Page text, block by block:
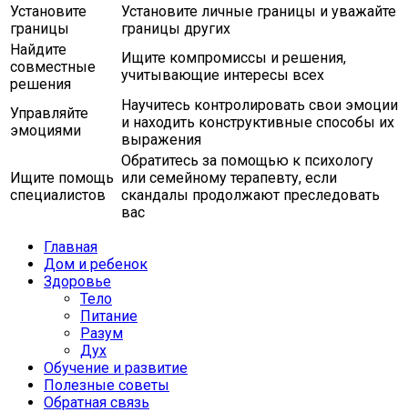
Установите
границы
Установите личные границы и уважайте
границы других
Найдите
совместные
решения
Ищите компромиссы и решения,
учитывающие интересы всех
Управляйте
эмоциями
Научитесь контролировать свои эмоции
и находить конструктивные способы их
выражения
Ищите помощь
специалистов
Обратитесь за помощью к психологу
или семейному терапевту, если
скандалы продолжают преследовать
вас
Главная
Дом и ребенок
Здоровье
Тело
Питание
Разум
Дух
Обучение и развитие
Полезные советы
Обратная связь